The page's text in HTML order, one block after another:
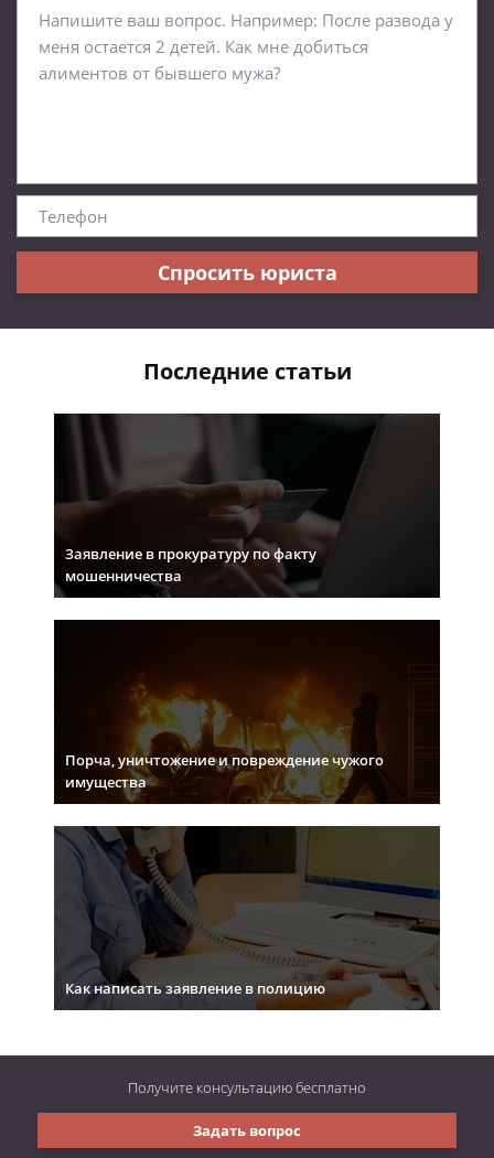
Спросить юриста
Последние статьи
Заявление в прокуратуру по факту
мошенничества
Порча, уничтожение и повреждение чужого
имущества
Как написать заявление в полицию
Задать вопрос
Получите консультациюбесплатно